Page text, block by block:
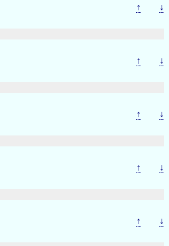
↑ ↓
↑ ↓
↑ ↓
↑ ↓
↑ ↓